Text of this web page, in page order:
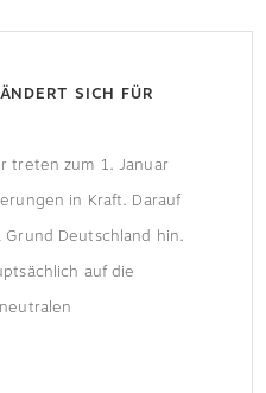
SICH FÜR
treten zum 1. Januar
in Kraft. Darauf
Deutschland hin.
auf die
Hinzu kommt,